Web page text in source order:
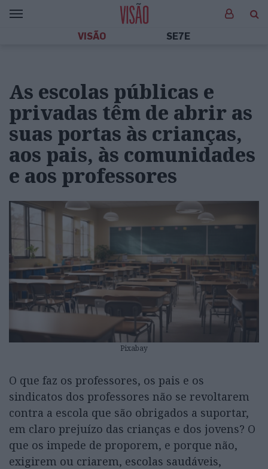
VISÃO SE7E
As escolas públicas e
privadas têm de abrir as
suas portas às crianças,
aos pais, às comunidades
e aos professores
Pixabay
O que faz os professores, os pais e os
sindicatos dos professores não se revoltarem
contra a escola que são obrigados a suportar,
em claro prejuízo das crianças e dos jovens? O
que os impede de proporem, e porque não,
exigirem ou criarem, escolas saudáveis,